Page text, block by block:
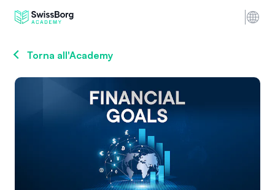
Torna all'Academy